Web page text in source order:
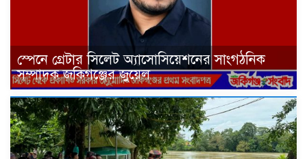
স্পেনে গ্রেটার সিলেট অ্যাসোসিয়েশনের সাংগঠনিক
সম্পাদক জকিগঞ্জের জুয়েল